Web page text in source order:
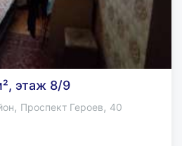
этаж 8/9
, Проспект Героев, 40